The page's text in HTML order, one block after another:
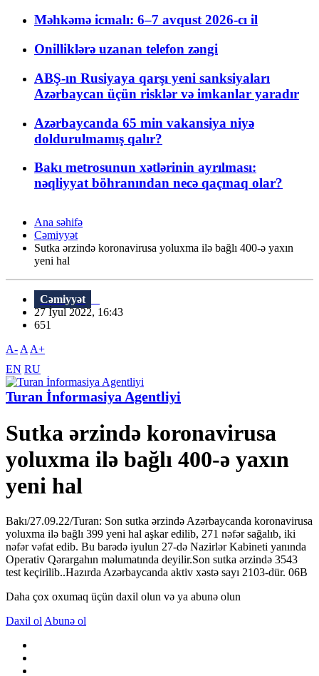
Məhkəmə icmalı: 6–7 avqust 2026-cı il
Onilliklərə uzanan telefon zəngi
ABŞ-ın Rusiyaya qarşı yeni sanksiyaları
Azərbaycan üçün risklər və imkanlar yaradır
Azərbaycanda 65 min vakansiya niyə
doldurulmamış qalır?
Bakı metrosunun xətlərinin ayrılması:
nəqliyyat böhranından necə qaçmaq olar?
Ana səhifə
Cəmiyyət
Sutka ərzində koronavirusa yoluxma ilə bağlı 400-ə yaxın
yeni hal
Cəmiyyət
27 İyul 2022, 16:43
651
A- A A+
EN RU
Turan İnformasiya Agentliyi
Sutka ərzində koronavirusa
yoluxma ilə bağlı 400-ə yaxın
yeni hal
Bakı/27.09.22/Turan: Son sutka ərzində Azərbaycanda koronavirusa
yoluxma ilə bağlı 399 yeni hal aşkar edilib, 271 nəfər sağalıb, iki
nəfər vəfat edib. Bu barədə iyulun 27-də Nazirlər Kabineti yanında
Operativ Qərargahın məlumatında deyilir.Son sutka ərzində 3543
test keçirilib..Hazırda Azərbaycanda aktiv xəstə sayı 2103-dür. 06B
Daha çox oxumaq üçün daxil olun və ya abunə olun
Daxil ol Abunə ol